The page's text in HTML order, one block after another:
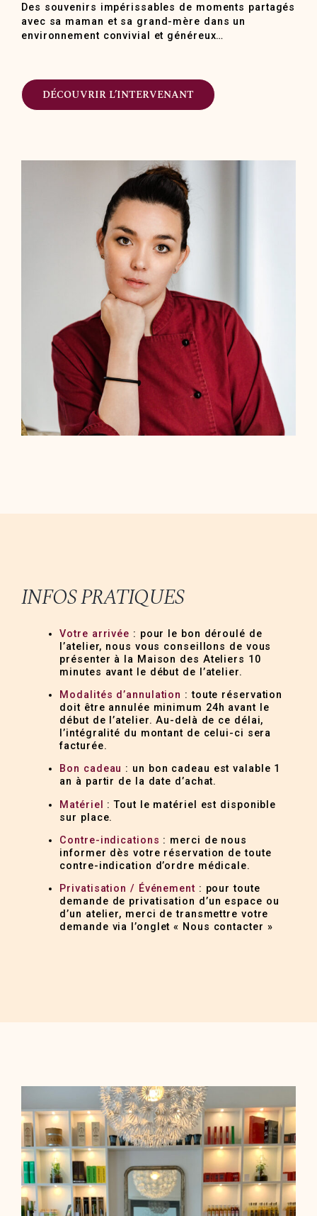
Des souvenirs impérissables de moments partagés
avec sa maman et sa grand-mère dans un
environnement convivial et généreux…
DÉCOUVRIR L’INTERVENANT
INFOS PRATIQUES
Votre arrivée : pour le bon déroulé de
l’atelier, nous vous conseillons de vous
présenter à la Maison des Ateliers 10
minutes avant le début de l’atelier.
Modalités d’annulation : toute réservation
doit être annulée minimum 24h avant le
début de l’atelier. Au-delà de ce délai,
l’intégralité du montant de celui-ci sera
facturée.
Bon cadeau : un bon cadeau est valable 1
an à partir de la date d’achat.
Matériel
: Tout le matériel est disponible
sur place.
Contre-indications : merci de nous
informer dès votre réservation de toute
contre-indication d’ordre médicale.
Privatisation / Événement : pour toute
demande de privatisation d’un espace ou
d’un atelier, merci de transmettre votre
demande via l’onglet « Nous contacter »